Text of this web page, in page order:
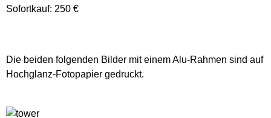
Sofortkauf: 250 €
Die beiden folgenden Bilder mit einem Alu-Rahmen sind auf
Hochglanz-Fotopapier gedruckt.